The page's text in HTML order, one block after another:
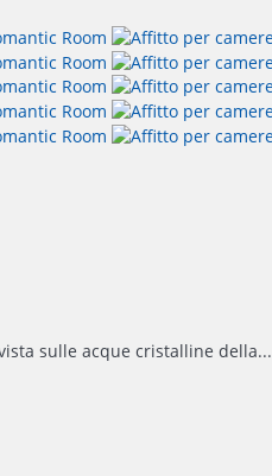
sulle acque cristalline della...